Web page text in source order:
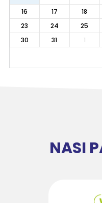
16
17 18
23
24 25
30
31 1
NASI